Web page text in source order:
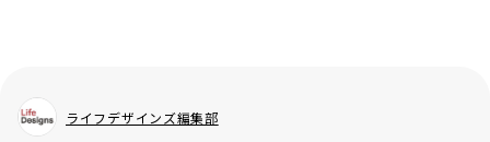
ライフデザインズ編集部